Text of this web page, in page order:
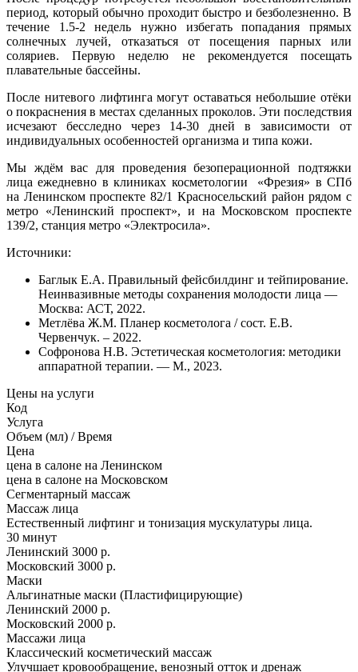
период, который обычно проходит быстро и безболезненно. В
течение 1.5-2 недель нужно избегать попадания прямых
солнечных лучей, отказаться от посещения парных или
соляриев. Первую неделю не рекомендуется посещать
плавательные бассейны.
После нитевого лифтинга могут оставаться небольшие отёки
о покраснения в местах сделанных проколов. Эти последствия
исчезают бесследно через 14-30 дней в зависимости от
индивидуальных особенностей организма и типа кожи.
Мы ждём вас для проведения безоперационной подтяжки
лица ежедневно в клиниках косметологии «Фрезия» в СПб
на Ленинском проспекте 82/1 Красносельский район рядом с
метро «Ленинский проспект», и на Московском проспекте
139/2, станция метро «Электросила».
Источники:
Баглык Е.А. Правильный фейсбилдинг и тейпирование.
Неинвазивные методы сохранения молодости лица —
Москва: АСТ, 2022.
Метлёва Ж.М. Планер косметолога / сост. Е.В.
Червенчук. – 2022.
Софронова Н.В. Эстетическая косметология: методики
аппаратной терапии. — М., 2023.
Цены на услуги
Код
Услуга
Объем (мл) / Время
Цена
цена в салоне на Ленинском
цена в салоне на Московском
Сегментарный массаж
Массаж лица
Естественный лифтинг и тонизация мускулатуры лица.
30 минут
Ленинский 3000 р.
Московский 3000 р.
Маски
Альгинатные маски (Пластифицирующие)
Ленинский 2000 р.
Московский 2000 р.
Массажи лица
Классический косметический массаж
Улучшает кровообращение, венозный отток и дренаж